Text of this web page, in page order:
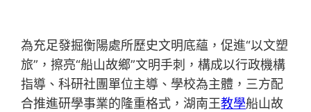
為充足發掘衡陽處所歷史文明底蘊，促進“以文塑
旅”，擦亮“船山故鄉”文明手刺，構成以行政機構
指導、科研社團單位主導、學校為主體，三方配
合推進研學事業的隆重格式，湖南王教學船山故